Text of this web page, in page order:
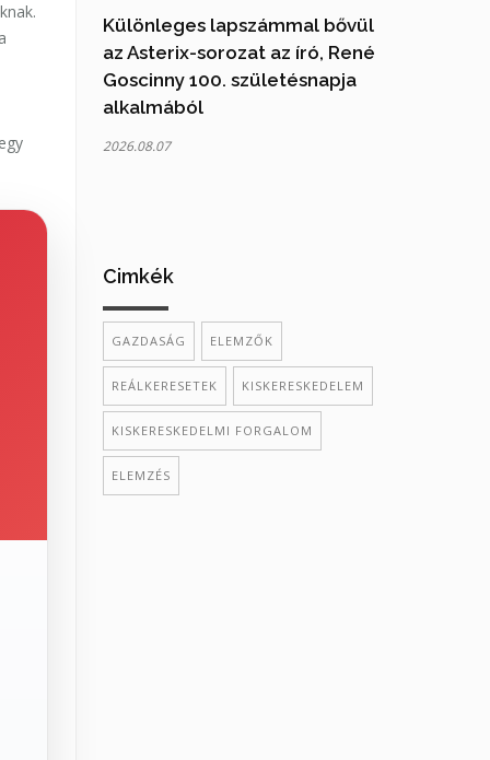
Különleges lapszámmal bővül
az Asterix-sorozat az író, René
Goscinny 100. születésnapja
alkalmából
2026.08.07
Cimkék
GAZDASÁG ELEMZŐK
REÁLKERESETEK KISKERESKEDELEM
KISKERESKEDELMI FORGALOM
ELEMZÉS